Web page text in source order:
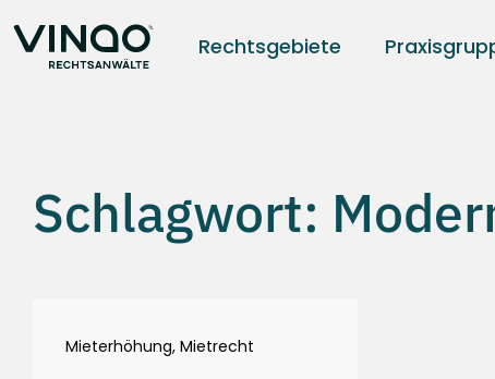
Rechtsgebiete
Schlagwort:
Mieterhöhung, Mietrecht